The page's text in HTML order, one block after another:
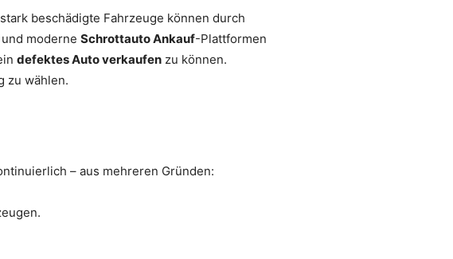
beschädigte Fahrzeuge können durch
und moderne Schrottauto Ankauf-Plattformen
defektes Auto verkaufen zu können.
zu wählen.
– aus mehreren Gründen: